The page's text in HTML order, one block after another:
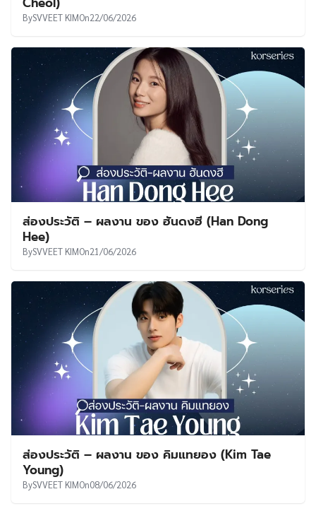
BySVVEET KIMOn22/06/2026
ส่องประวัติ – ผลงาน ของ ฮันดงฮี (Han Dong
Hee)
BySVVEET KIMOn21/06/2026
ส่องประวัติ – ผลงาน ของ คิมแทยอง (Kim Tae
Young)
BySVVEET KIMOn08/06/2026